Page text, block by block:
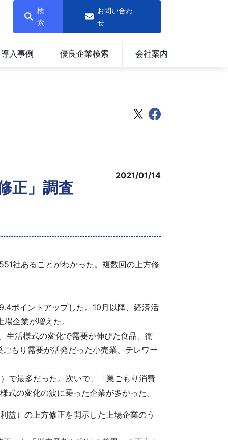
検
索
お問い合わ
せ
導入事例 優良企業検索 会社案内
正」調査
2021/01/14
社あることがわかった。複数回の上方修
ポイントアップした。10月以降、経済活
企業が増えた。
活様式の変化で需要が伸びた食品、衛
もり需要が活発だった小売業、テレワー
で最多だった。次いで、「巣ごもり消費
の変化の波に乗った企業が多かった。
益）の上方修正を開示した上場企業のう